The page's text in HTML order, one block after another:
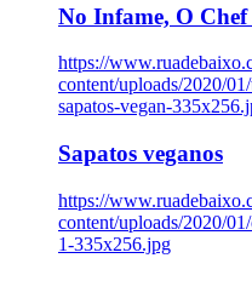
No Infame, O
https://
content/uploads/2020/
sapatos-vegan-
Sapatos veganos
https://
content/uploads/2020/
1-335x256.jpg